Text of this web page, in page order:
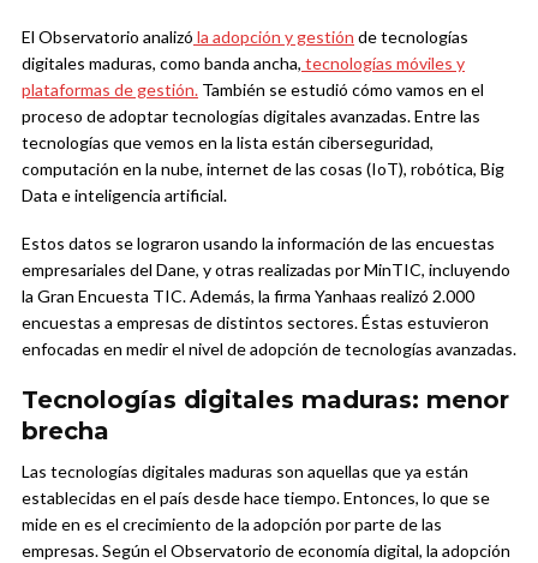
El Observatorio analizó la adopción y gestión de tecnologías
digitales maduras, como banda ancha, tecnologías móviles y
plataformas de gestión. También se estudió cómo vamos en el
proceso de adoptar tecnologías digitales avanzadas. Entre las
tecnologías que vemos en la lista están ciberseguridad,
computación en la nube, internet de las cosas (IoT), robótica, Big
Data e inteligencia artificial.
Estos datos se lograron usando la información de las encuestas
empresariales del Dane, y otras realizadas por MinTIC, incluyendo
la Gran Encuesta TIC. Además, la firma Yanhaas realizó 2.000
encuestas a empresas de distintos sectores. Éstas estuvieron
enfocadas en medir el nivel de adopción de tecnologías avanzadas.
Tecnologías digitales maduras: menor
brecha
Las tecnologías digitales maduras son aquellas que ya están
establecidas en el país desde hace tiempo. Entonces, lo que se
mide en es el crecimiento de la adopción por parte de las
empresas. Según el Observatorio de economía digital, la adopción